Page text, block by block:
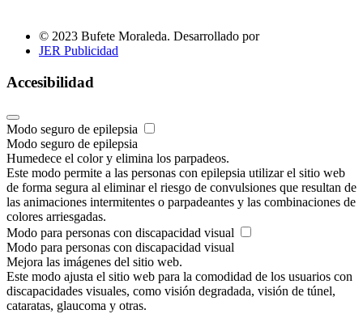
© 2023 Bufete Moraleda. Desarrollado por
JER Publicidad
Accesibilidad
Modo seguro de epilepsia
Modo seguro de epilepsia
Humedece el color y elimina los parpadeos.
Este modo permite a las personas con epilepsia utilizar el sitio web
de forma segura al eliminar el riesgo de convulsiones que resultan de
las animaciones intermitentes o parpadeantes y las combinaciones de
colores arriesgadas.
Modo para personas con discapacidad visual
Modo para personas con discapacidad visual
Mejora las imágenes del sitio web.
Este modo ajusta el sitio web para la comodidad de los usuarios con
discapacidades visuales, como visión degradada, visión de túnel,
cataratas, glaucoma y otras.